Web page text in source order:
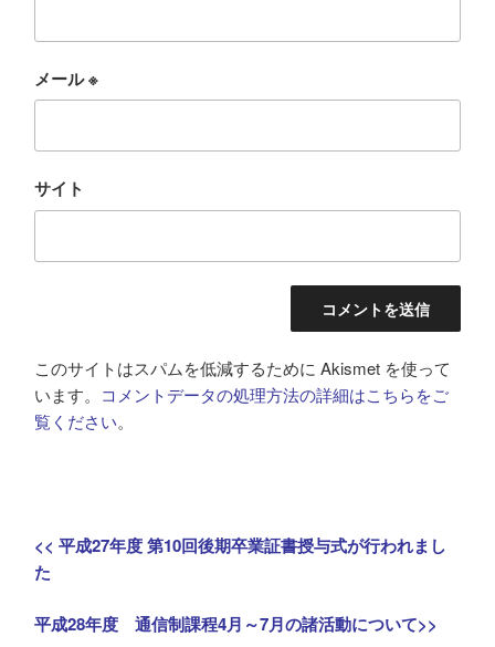
メール※
サイト
このサイトはスパムを低減するために Akismet を使って
います。 コメントデータの処理方法の詳細はこちらをご
覧ください。
投
稿
ナ
<< Previous
平成27年度 第10回後期卒業証書授与式が行われまし
た
Next
平成28年度 通信制課程4月～7月の諸活動について>>